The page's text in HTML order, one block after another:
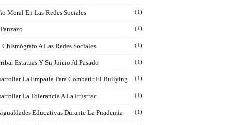
Moral En Las Redes Sociales (1)
(1)
Chismógrafo A Las Redes Sociales (1)
Estatuas Y Su Juicio Al Pasado (1)
La Empatía Para Combatir El Bullying (1)
La Tolerancia A La Frustrac (1)
Educativas Durante La Pnademia (1)